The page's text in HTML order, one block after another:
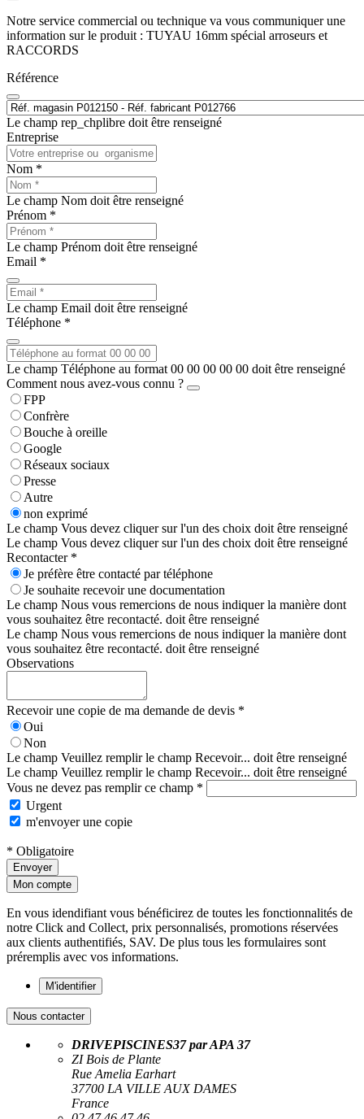
Notre service commercial ou technique va vous communiquer une
information sur le produit : TUYAU 16mm spécial arroseurs et
RACCORDS
Référence
Le champ rep_chplibre doit être renseigné
Entreprise
Nom *
Le champ Nom doit être renseigné
Prénom *
Le champ Prénom doit être renseigné
Email *
Le champ Email doit être renseigné
Téléphone *
Le champ Téléphone au format 00 00 00 00 00 doit être renseigné
Comment nous avez-vous connu ?
FPP
Confrère
Bouche à oreille
Google
Réseaux sociaux
Presse
Autre
non exprimé
Le champ Vous devez cliquer sur l'un des choix doit être renseigné
Le champ Vous devez cliquer sur l'un des choix doit être renseigné
Recontacter *
Je préfère être contacté par téléphone
Je souhaite recevoir une documentation
Le champ Nous vous remercions de nous indiquer la manière dont
vous souhaitez être recontacté. doit être renseigné
Le champ Nous vous remercions de nous indiquer la manière dont
vous souhaitez être recontacté. doit être renseigné
Observations
Recevoir une copie de ma demande de devis *
Oui
Non
Le champ Veuillez remplir le champ Recevoir... doit être renseigné
Le champ Veuillez remplir le champ Recevoir... doit être renseigné
Vous ne devez pas remplir ce champ *
Urgent
m'envoyer une copie
* Obligatoire
Envoyer
Mon compte
En vous idendifiant vous bénéficirez de toutes les fonctionnalités de
notre Click and Collect, prix personnalisés, promotions réservées
aux clients authentifiés, SAV. De plus tous les formulaires sont
préremplis avec vos informations.
M'identifier
Nous contacter
DRIVEPISCINES37 par APA 37
ZI Bois de Plante
Rue Amelia Earhart
37700 LA VILLE AUX DAMES
France